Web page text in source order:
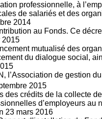
professionnelle, à
de salariés et des
2014
au Fonds. Ce
2015
mutualisé des
du dialogue social,
l’Association de gestion
2015
des crédits de la collecte
d’employeurs au
23 mars 2016